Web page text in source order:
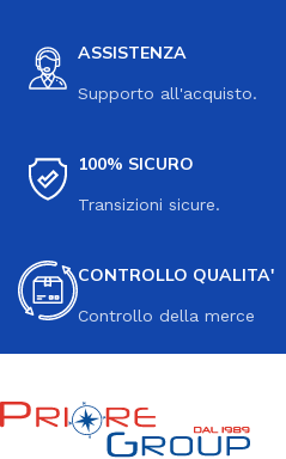
ASSISTENZA
Supporto all'acquisto.
100% SICURO
Transizioni sicure.
CONTROLLO QUALITA'
Controllo della merce